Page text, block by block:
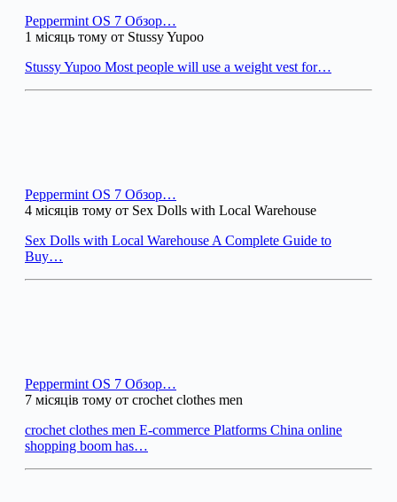
Peppermint OS 7 Обзор…
1 місяць тому от Stussy Yupoo
Stussy Yupoo Most people will use a weight vest for…
Peppermint OS 7 Обзор…
4 місяців тому от Sex Dolls with Local Warehouse
Sex Dolls with Local Warehouse A Complete Guide to
Buy…
Peppermint OS 7 Обзор…
7 місяців тому от crochet clothes men
crochet clothes men E-commerce Platforms China online
shopping boom has…